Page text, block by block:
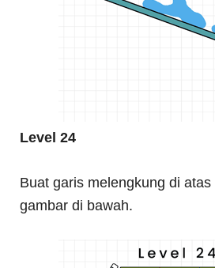
Level 24
Buat garis melengkung di
gambar di bawah.